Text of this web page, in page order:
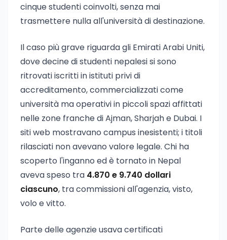
cinque studenti coinvolti, senza mai
trasmettere nulla all'università di destinazione.
Il caso più grave riguarda gli Emirati Arabi Uniti,
dove decine di studenti nepalesi si sono
ritrovati iscritti in istituti privi di
accreditamento, commercializzati come
università ma operativi in piccoli spazi affittati
nelle zone franche di Ajman, Sharjah e Dubai. I
siti web mostravano campus inesistenti; i titoli
rilasciati non avevano valore legale. Chi ha
scoperto l'inganno ed è tornato in Nepal
aveva speso tra 4.870 e 9.740 dollari
ciascuno, tra commissioni all'agenzia, visto,
volo e vitto.
Parte delle agenzie usava certificati